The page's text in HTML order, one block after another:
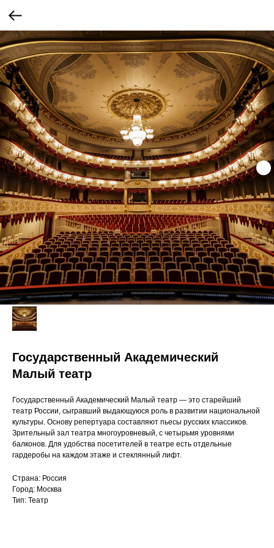
Государственный Академический
Малый театр
Государственный Академический Малый театр — это старейший
театр России, сыгравший выдающуюся роль в развитии национальной
культуры. Основу репертуара составляют пьесы русских классиков.
Зрительный зал театра многоуровневый, с четырьмя уровнями
балконов. Для удобства посетителей в театре есть отдельные
гардеробы на каждом этаже и стеклянный лифт.
Страна: Россия
Город: Москва
Тип: Театр